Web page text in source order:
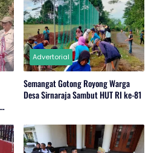
Advertorial
Semangat Gotong Royong Warga
Desa Sirnaraja Sambut HUT RI ke-81